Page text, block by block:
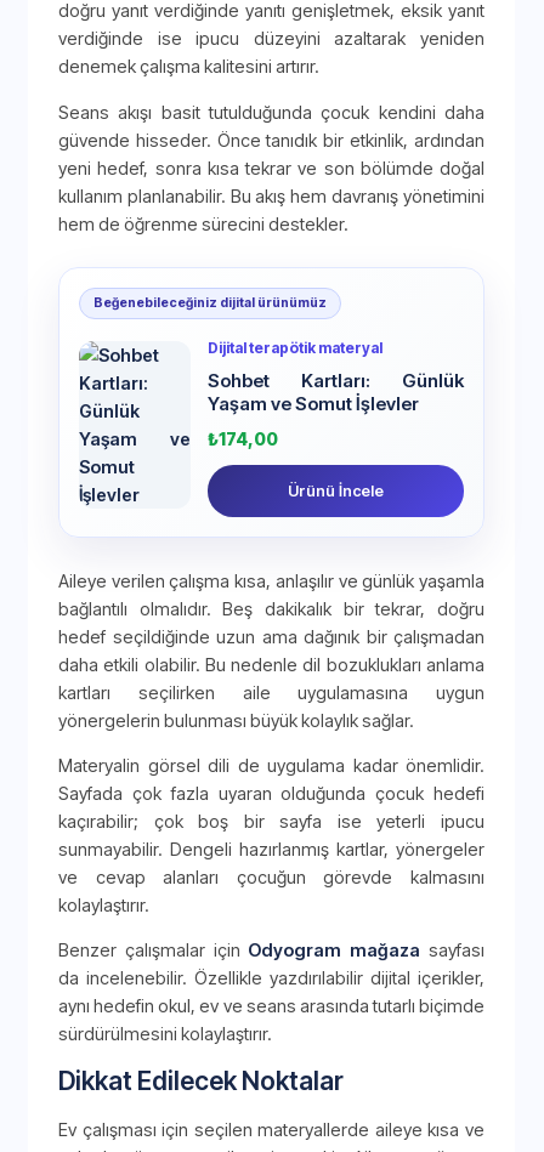
doğru yanıt verdiğinde yanıtı genişletmek, eksik yanıt
verdiğinde ise ipucu düzeyini azaltarak yeniden
denemek çalışma kalitesini artırır.
Seans akışı basit tutulduğunda çocuk kendini daha
güvende hisseder. Önce tanıdık bir etkinlik, ardından
yeni hedef, sonra kısa tekrar ve son bölümde doğal
kullanım planlanabilir. Bu akış hem davranış yönetimini
hem de öğrenme sürecini destekler.
Beğenebileceğiniz dijital ürünümüz
Dijital terapötik materyal
Sohbet Kartları: Günlük
Yaşam ve Somut İşlevler
₺174,00
Ürünü İncele
Aileye verilen çalışma kısa, anlaşılır ve günlük yaşamla
bağlantılı olmalıdır. Beş dakikalık bir tekrar, doğru
hedef seçildiğinde uzun ama dağınık bir çalışmadan
daha etkili olabilir. Bu nedenle dil bozuklukları anlama
kartları seçilirken aile uygulamasına uygun
yönergelerin bulunması büyük kolaylık sağlar.
Materyalin görsel dili de uygulama kadar önemlidir.
Sayfada çok fazla uyaran olduğunda çocuk hedefi
kaçırabilir; çok boş bir sayfa ise yeterli ipucu
sunmayabilir. Dengeli hazırlanmış kartlar, yönergeler
ve cevap alanları çocuğun görevde kalmasını
kolaylaştırır.
Benzer çalışmalar için Odyogram mağaza sayfası
da incelenebilir. Özellikle yazdırılabilir dijital içerikler,
aynı hedefin okul, ev ve seans arasında tutarlı biçimde
sürdürülmesini kolaylaştırır.
Dikkat Edilecek Noktalar
Ev çalışması için seçilen materyallerde aileye kısa ve